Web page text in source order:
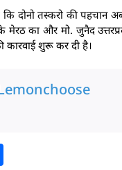
दोनो तस्करो की
मेरठ का और मो. जुनैद
कारवाई शुरू कर दी है।